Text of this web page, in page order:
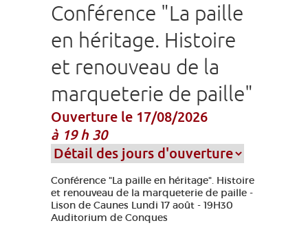
SÉJOURNER
AGENDA
EDUCATIF GR 65 GROUPES PRESSE
MA SÉLECTION
Conférence "La paille
en héritage. Histoire
et renouveau de la
marqueterie de paille"
Ouverture le 17/08/2026
à 19 h 30
Conférence "La paille en héritage". Histoire
et renouveau de la marqueterie de paille -
Lison de Caunes Lundi 17 août - 19H30
Auditorium de Conques